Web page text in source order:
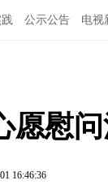
公示公告 电视
愿慰
16:46:36